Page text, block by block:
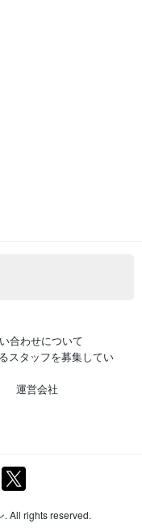
合わせについて
スタッフを募集してい
運営会社
All rights reserved.